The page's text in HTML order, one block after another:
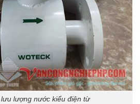
lượng nước kiểu điện từ